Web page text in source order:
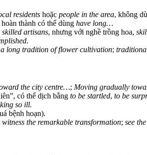
residents hoặc people in the area, không
thành có thể dùng have long…
skilled artisans, nhưng với nghề trồng hoa,
.
a long tradition of flower cultivation;
the city centre…; Moving gradually
có thể dịch bằng to be startled, to be
so ill.
bệnh hoạn).
witness the remarkable transformation; see